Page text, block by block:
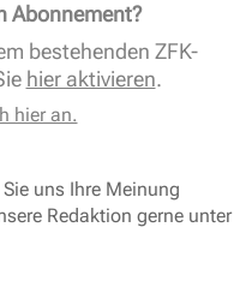
Abonnement?
bestehenden ZFK-
hier aktivieren.
hier an.
uns Ihre Meinung
Redaktion gerne unter